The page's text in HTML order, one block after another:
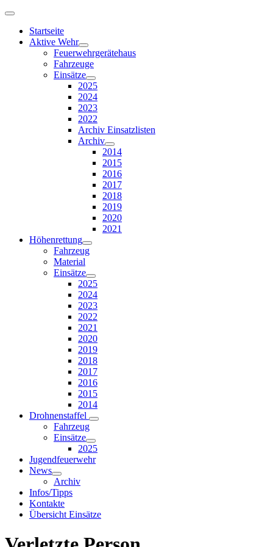
Startseite
Aktive Wehr
Feuerwehrgerätehaus
Fahrzeuge
Einsätze
2025
2024
2023
2022
Archiv Einsatzlisten
Archiv
2014
2015
2016
2017
2018
2019
2020
2021
Höhenrettung
Fahrzeug
Material
Einsätze
2025
2024
2023
2022
2021
2020
2019
2018
2017
2016
2015
2014
Drohnenstaffel
Fahrzeug
Einsätze
2025
Jugendfeuerwehr
News
Archiv
Infos/Tipps
Kontakte
Übersicht Einsätze